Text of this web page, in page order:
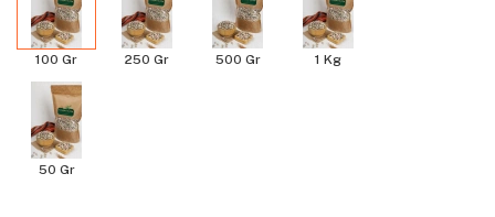
100 Gr 250 Gr 500 Gr 1 Kg
50 Gr